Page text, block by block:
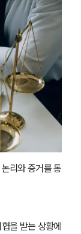
리와 증거를 통
을 받는 상황에